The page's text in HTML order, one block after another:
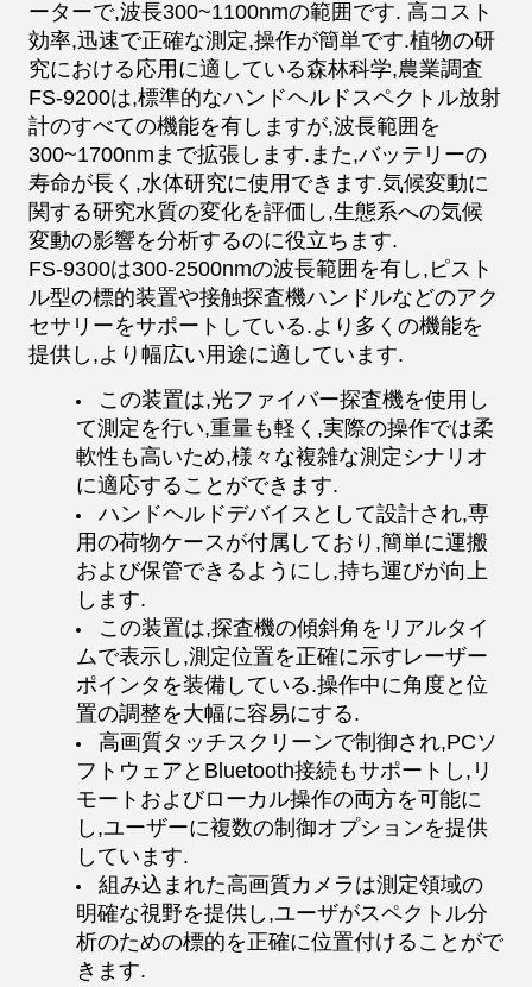
ーターで,波長300~1100nmの範囲です. 高コスト
効率,迅速で正確な測定,操作が簡単です.植物の研
究における応用に適している森林科学,農業調査
FS-9200は,標準的なハンドヘルドスペクトル放射
計のすべての機能を有しますが,波長範囲を
300~1700nmまで拡張します.また,バッテリーの
寿命が長く,水体研究に使用できます.気候変動に
関する研究水質の変化を評価し,生態系への気候
変動の影響を分析するのに役立ちます.
FS-9300は300-2500nmの波長範囲を有し,ピスト
ル型の標的装置や接触探査機ハンドルなどのアク
セサリーをサポートしている.より多くの機能を
提供し,より幅広い用途に適しています.
この装置は,光ファイバー探査機を使用し
て測定を行い,重量も軽く,実際の操作では柔
軟性も高いため,様々な複雑な測定シナリオ
に適応することができます.
ハンドヘルドデバイスとして設計され,専
用の荷物ケースが付属しており,簡単に運搬
および保管できるようにし,持ち運びが向上
します.
この装置は,探査機の傾斜角をリアルタイ
ムで表示し,測定位置を正確に示すレーザー
ポインタを装備している.操作中に角度と位
置の調整を大幅に容易にする.
高画質タッチスクリーンで制御され,PCソ
フトウェアとBluetooth接続もサポートし,リ
モートおよびローカル操作の両方を可能に
し,ユーザーに複数の制御オプションを提供
しています.
組み込まれた高画質カメラは測定領域の
明確な視野を提供し,ユーザがスペクトル分
析のための標的を正確に位置付けることがで
きます.